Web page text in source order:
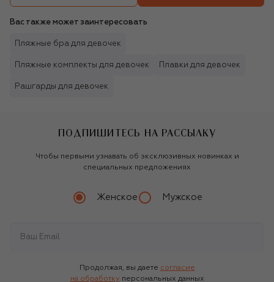
Вас также может заинтересовать
Пляжные бра для девочек
Пляжные комплекты для девочек Плавки для девочек
Рашгарды для девочек
ПОДПИШИТЕСЬ НА РАССЫЛКУ
Чтобы первыми узнавать об эксклюзивных новинках и
специальных предложениях
Женское Мужское
Продолжая, вы даете согласие
на обработку персональных данных